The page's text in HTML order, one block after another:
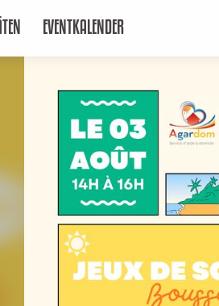
EVENTKALENDER